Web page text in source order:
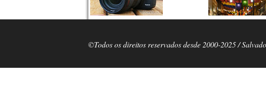
©Todos os direitos reservados desde 2000-2025 /